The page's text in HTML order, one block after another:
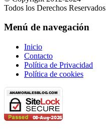
Todos los Derechos Reservados
Menú de navegación
Inicio
Contacto
Política de Privacidad
Política de cookies